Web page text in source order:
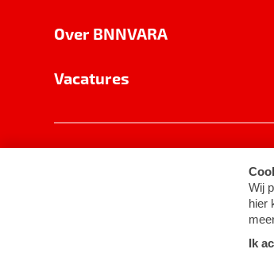
Over BNNVARA
Vacatures
Cookie-instellingen